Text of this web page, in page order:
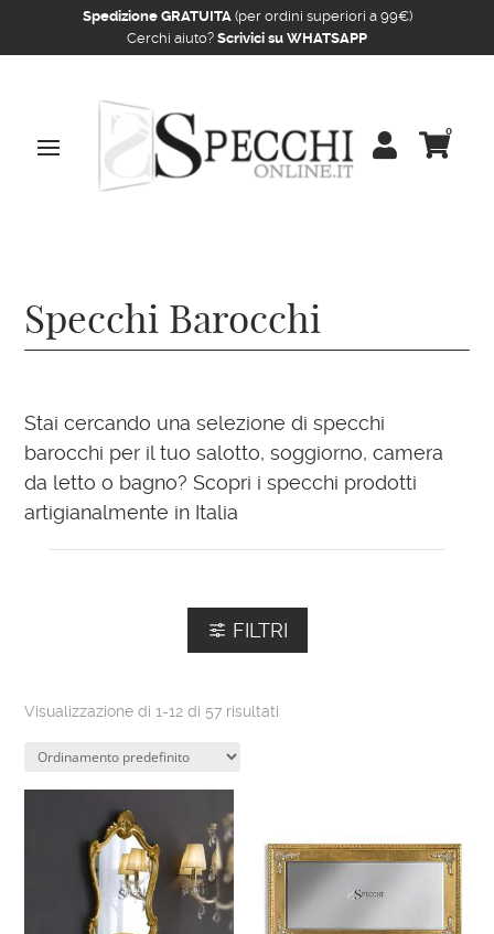
Spedizione GRATUITA(per ordini superiori a 99€)
Cerchi aiuto? Scrivici su WHATSAPP
 
0
Specchi Barocchi
Stai cercando una selezione di specchi
barocchi per il tuo salotto, soggiorno, camera
da letto o bagno? Scopri i specchi prodotti
artigianalmente in Italia
FILTRI
Visualizzazione di 1-12 di 57 risultati